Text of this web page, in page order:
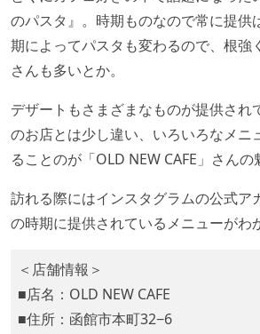
のパスタ』。時期ものなので常に提供
期によってパスタも変わるので、根強
さんも多いとか。
デザートもさまざまなものが提供され
のお店とは少し違い、いろいろなメニ
ることのが「OLD NEW CAFE」さんの
訪れる際にはインスタグラムの公式ア
の時期に提供されているメニューがわ
＜店舗情報＞
■店名：OLD NEW CAFE
■住所：函館市本町32−6